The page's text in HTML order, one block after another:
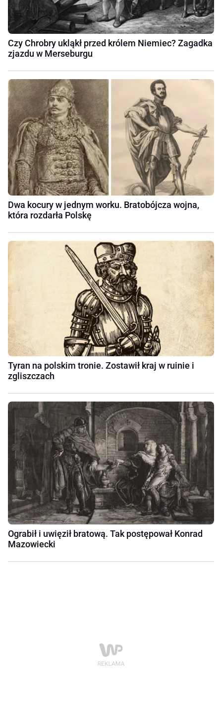
Czy Chrobry ukląkł przed królem Niemiec? Zagadka
zjazdu w Merseburgu
Dwa kocury w jednym worku. Bratobójcza wojna,
która rozdarła Polskę
Tyran na polskim tronie. Zostawił kraj w ruinie i
zgliszczach
Ograbił i uwięził bratową. Tak postępował Konrad
Mazowiecki